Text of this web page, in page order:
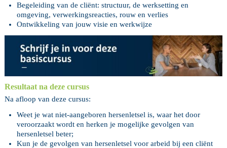
Begeleiding van de cliënt: structuur, de werksetting en
omgeving, verwerkingsreacties, rouw en verlies
Ontwikkeling van jouw visie en werkwijze
Resultaat na deze cursus
Na afloop van deze cursus:
Weet je wat niet-aangeboren hersenletsel is, waar het door
veroorzaakt wordt en herken je mogelijke gevolgen van
hersenletsel beter;
Kun je de gevolgen van hersenletsel voor arbeid bij een cliënt